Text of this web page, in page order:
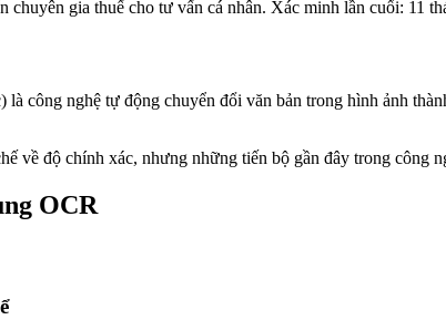
chuyên gia thuế cho tư vấn cá nhân. Xác minh lần cuối: 11
công nghệ tự động chuyển đổi văn bản trong hình ảnh
về độ chính xác, nhưng những tiến bộ gần đây trong
OCR